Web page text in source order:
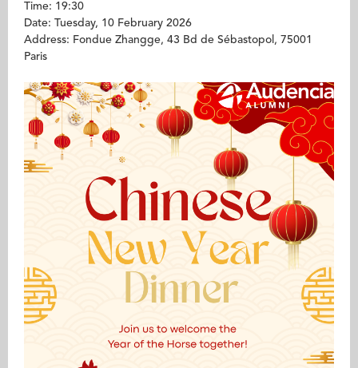
Time: 19:30
Date: Tuesday, 10 February 2026
Address: Fondue Zhangge, 43 Bd de Sébastopol, 75001
Paris